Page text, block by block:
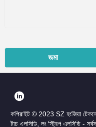
জমা
কপিরাইট © 2023 SZ হংজিয়া
টাচ এলসিডি, লং স্ট্রিপ এলসিডি -